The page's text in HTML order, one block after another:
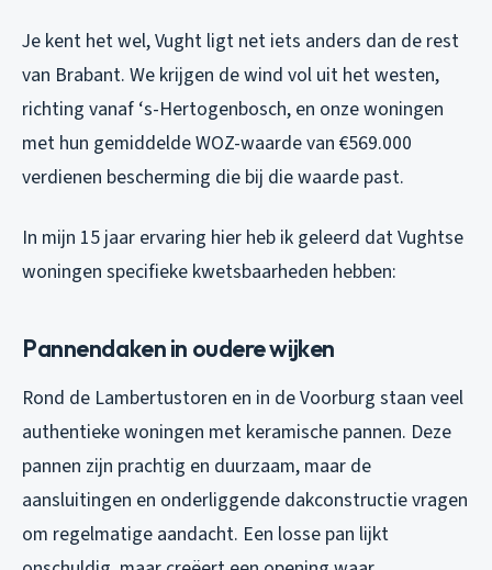
Je kent het wel, Vught ligt net iets anders dan de rest
van Brabant. We krijgen de wind vol uit het westen,
richting vanaf ‘s-Hertogenbosch, en onze woningen
met hun gemiddelde WOZ-waarde van €569.000
verdienen bescherming die bij die waarde past.
In mijn 15 jaar ervaring hier heb ik geleerd dat Vughtse
woningen specifieke kwetsbaarheden hebben:
Pannendaken in oudere wijken
Rond de Lambertustoren en in de Voorburg staan veel
authentieke woningen met keramische pannen. Deze
pannen zijn prachtig en duurzaam, maar de
aansluitingen en onderliggende dakconstructie vragen
om regelmatige aandacht. Een losse pan lijkt